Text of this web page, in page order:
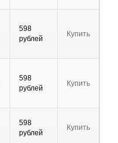
598
рублей
Купить
598
рублей
Купить
598
рублей
Купить